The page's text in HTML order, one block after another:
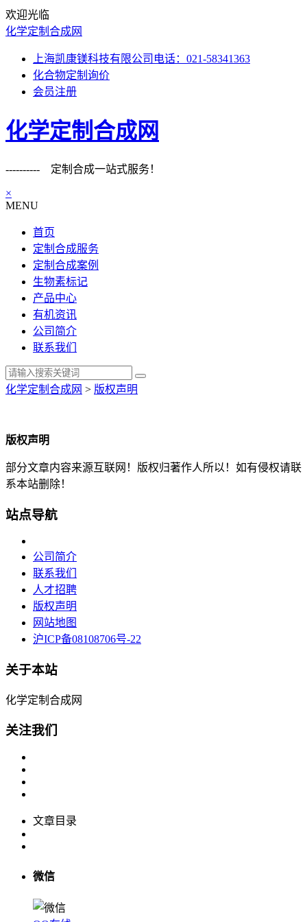
欢迎光临
化学定制合成网
上海凯康镁科技有限公司电话：021-58341363
化合物定制询价
会员注册
化学定制合成网
---------- 定制合成一站式服务！
×
MENU
首页
定制合成服务
定制合成案例
生物素标记
产品中心
有机资讯
公司简介
联系我们
化学定制合成网 > 版权声明
版权声明
部分文章内容来源互联网！版权归著作人所以！如有侵权请联
系本站删除！
站点导航
公司简介
联系我们
人才招聘
版权声明
网站地图
沪ICP备08108706号-22
关于本站
化学定制合成网
关注我们
文章目录
微信